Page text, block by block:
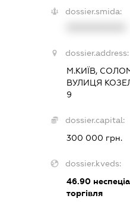
dossier.smida:
dossier.address:
М.КИЇВ,
ВУЛИЦЯ
9
dossier.capital:
300 000 грн.
dossier.kveds:
46.90
торгівля